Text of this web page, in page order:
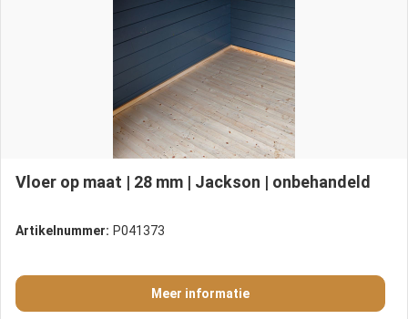
Vloer op maat | 28 mm | Jackson | onbehandeld
Artikelnummer: P041373
Meer informatie